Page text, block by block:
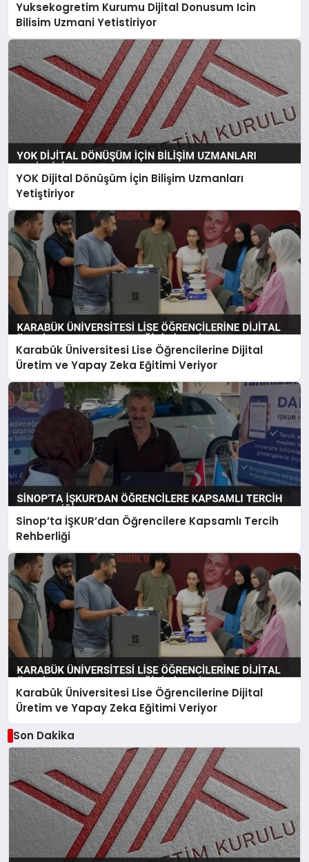
Yuksekogretim Kurumu Dijital Donusum Icin
Bilisim Uzmani Yetistiriyor
YOK Dijital Dönüşüm İçin Bilişim Uzmanları
Yetiştiriyor
Karabük Üniversitesi Lise Öğrencilerine Dijital
Üretim ve Yapay Zeka Eğitimi Veriyor
Sinop’ta İŞKUR’dan Öğrencilere Kapsamlı Tercih
Rehberliği
Karabük Üniversitesi Lise Öğrencilerine Dijital
Üretim ve Yapay Zeka Eğitimi Veriyor
Son Dakika